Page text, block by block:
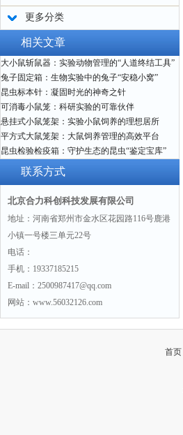
更多分类
相关文章
大小鼠斩鼠器：实验动物管理的“人道终结工具”
兔子固定箱：生物实验中的兔子“安稳小窝”
昆虫标本针：凝固时光的神奇之针
可消毒小鼠笼：科研实验的可靠伙伴
悬挂式小鼠笼架：实验小鼠饲养的理想居所
平方式大鼠笼架：大鼠饲养管理的高效平台
昆虫检验检疫箱：守护生态的昆虫“鉴定宝库”
联系方式
北京合力科创科技发展有限公司
地址：河南省郑州市金水区花园路116号鹿港
小镇一号楼三单元22号
电话：
手机：19337185215
E-mail：2500987417@qq.com
网站：www.56032126.com
首页